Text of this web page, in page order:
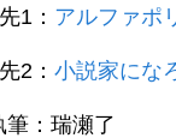
1： アルファポ
2： 小説家にな
筆：瑞瀬了